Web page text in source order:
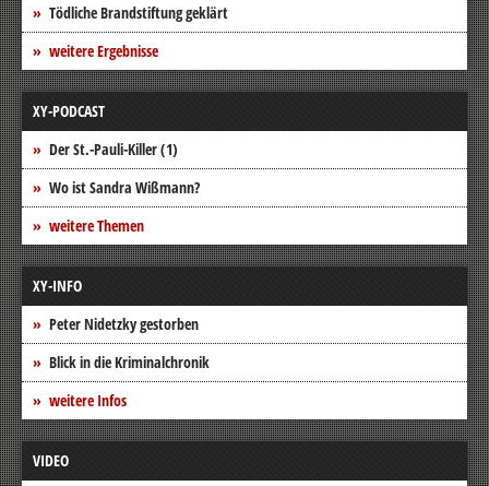
Tödliche Brandstiftung geklärt
weitere Ergebnisse
XY-PODCAST
Der St.-Pauli-Killer (1)
Wo ist Sandra Wißmann?
weitere Themen
XY-INFO
Peter Nidetzky gestorben
Blick in die Kriminalchronik
weitere Infos
VIDEO